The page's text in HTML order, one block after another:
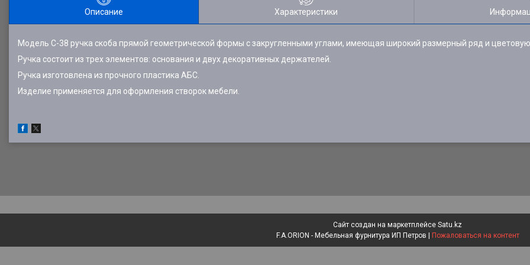
Описание Характеристики
Модель С-38 ручка скоба прямой геометрической формы с закругленными углами, имеющая широкий размерный ряд и
Ручка состоит из трех элементов: основания и двух декоративных держателей.
Ручка изготовлена из прочного пластика АБС.
Изделие применяется для оформления створок мебели.
Сайт создан на маркетплейсе Satu.kz
Пожаловаться на контент